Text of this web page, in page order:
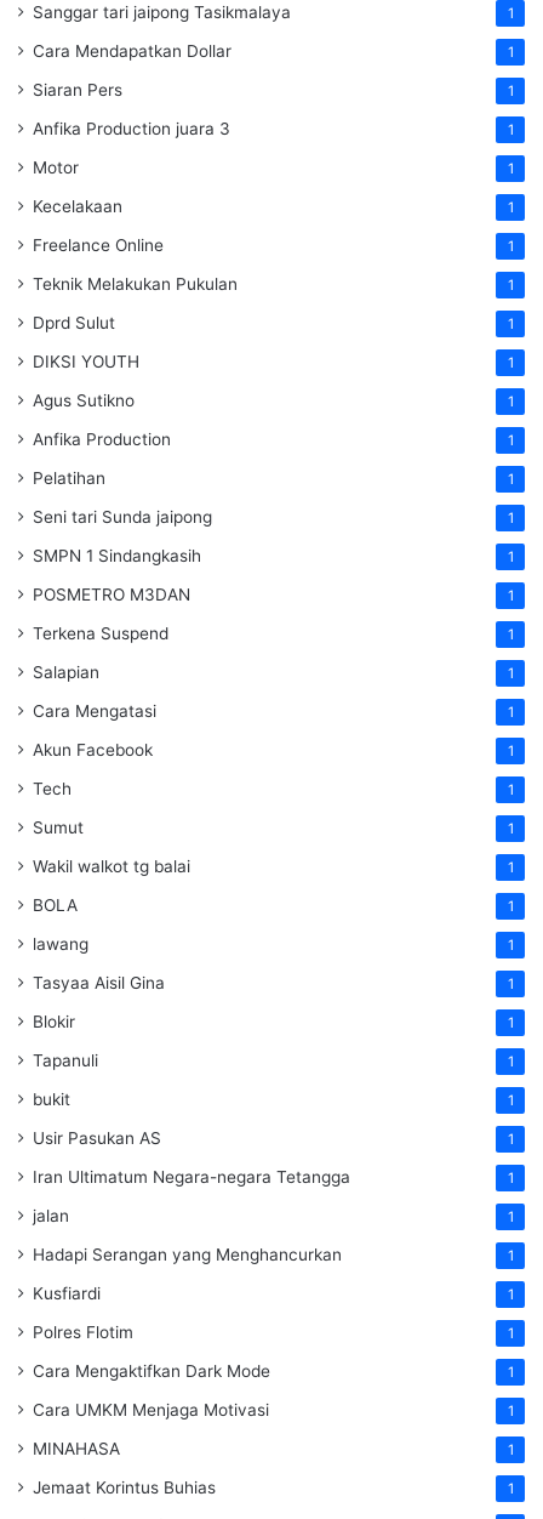
Sanggar tari jaipong Tasikmalaya 1
Cara Mendapatkan Dollar 1
Siaran Pers 1
Anfika Production juara 3 1
Motor 1
Kecelakaan 1
Freelance Online 1
Teknik Melakukan Pukulan 1
Dprd Sulut 1
DIKSI YOUTH 1
Agus Sutikno 1
Anfika Production 1
Pelatihan 1
Seni tari Sunda jaipong 1
SMPN 1 Sindangkasih 1
POSMETRO M3DAN 1
Terkena Suspend 1
Salapian 1
Cara Mengatasi 1
Akun Facebook 1
Tech 1
Sumut 1
Wakil walkot tg balai 1
BOLA 1
lawang 1
Tasyaa Aisil Gina 1
Blokir 1
Tapanuli 1
bukit 1
Usir Pasukan AS 1
Iran Ultimatum Negara-negara Tetangga 1
jalan 1
Hadapi Serangan yang Menghancurkan 1
Kusfiardi 1
Polres Flotim 1
Cara Mengaktifkan Dark Mode 1
Cara UMKM Menjaga Motivasi 1
MINAHASA 1
Jemaat Korintus Buhias 1